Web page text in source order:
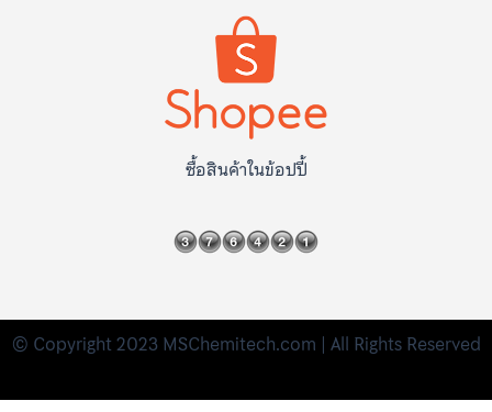
ซื้อสินค้าในข้อปปี้
© Copyright 2023 MSChemitech.com | All Rights Reserved